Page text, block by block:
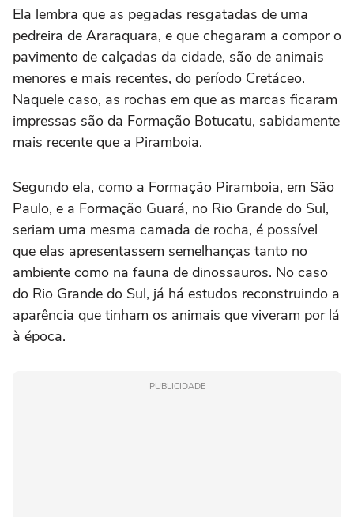
Ela lembra que as pegadas resgatadas de uma
pedreira de Araraquara, e que chegaram a compor o
pavimento de calçadas da cidade, são de animais
menores e mais recentes, do período Cretáceo.
Naquele caso, as rochas em que as marcas ficaram
impressas são da Formação Botucatu, sabidamente
mais recente que a Piramboia.
Segundo ela, como a Formação Piramboia, em São
Paulo, e a Formação Guará, no Rio Grande do Sul,
seriam uma mesma camada de rocha, é possível
que elas apresentassem semelhanças tanto no
ambiente como na fauna de dinossauros. No caso
do Rio Grande do Sul, já há estudos reconstruindo a
aparência que tinham os animais que viveram por lá
à época.
PUBLICIDADE